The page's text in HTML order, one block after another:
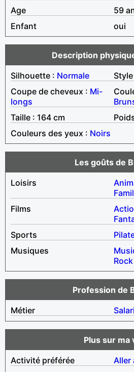
Age
59
Enfant
oui
Description
Silhouette : Normale
Coupe de cheveux : Mi-
longs
Taille : 164 cm
Couleurs des yeux : Noirs
Les goûts de
Loisirs
Films
Sports
Musiques
Rock
Profession de
Métier
Plus sur ma
Activité préférée
Aller